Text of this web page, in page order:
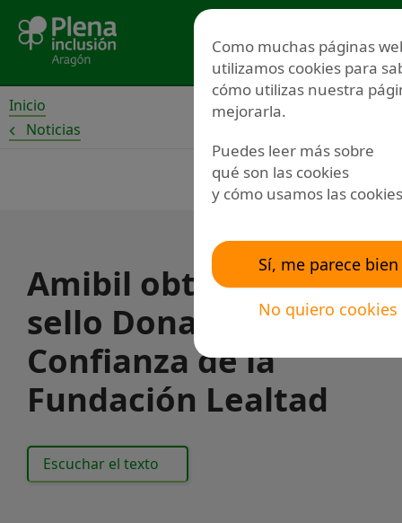
contenido
Menú
Inicio
Noticias
Amibil obtiene el
sello Dona con
Confianza de la
Fundación Lealtad
Escuchar el texto
Como muchas páginas
utilizamos cookies para
cómo utilizas nuestra
mejorarla.
Puedes leer más sobre
qué son las cookies
y cómo usamos las
Sí, me parece bien
No quiero cookies